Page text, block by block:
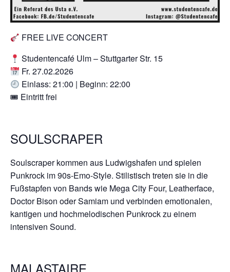
FREE LIVE CONCERT
Studentencafé Ulm – Stuttgarter Str. 15
Fr. 27.02.2026
Einlass: 21:00 | Beginn: 22:00
🎟 Eintritt frei
SOULSCRAPER
Soulscraper kommen aus Ludwigshafen und spielen
Punkrock im 90s-Emo-Style. Stilistisch treten sie in die
Fußstapfen von Bands wie Mega City Four, Leatherface,
Doctor Bison oder Samiam und verbinden emotionalen,
kantigen und hochmelodischen Punkrock zu einem
intensiven Sound.
MALASTAIRE